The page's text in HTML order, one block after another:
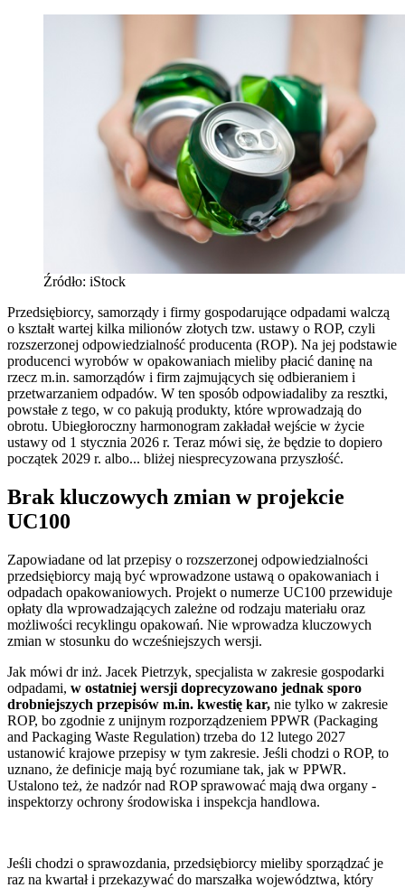
Źródło: iStock
Przedsiębiorcy, samorządy i firmy gospodarujące odpadami walczą
o kształt wartej kilka milionów złotych tzw. ustawy o ROP, czyli
rozszerzonej odpowiedzialność producenta (ROP). Na jej podstawie
producenci wyrobów w opakowaniach mieliby płacić daninę na
rzecz m.in. samorządów i firm zajmujących się odbieraniem i
przetwarzaniem odpadów. W ten sposób odpowiadaliby za resztki,
powstałe z tego, w co pakują produkty, które wprowadzają do
obrotu. Ubiegłoroczny harmonogram zakładał wejście w życie
ustawy od 1 stycznia 2026 r. Teraz mówi się, że będzie to dopiero
początek 2029 r. albo... bliżej niesprecyzowana przyszłość.
Brak kluczowych zmian w projekcie
UC100
Zapowiadane od lat przepisy o rozszerzonej odpowiedzialności
przedsiębiorcy mają być wprowadzone ustawą o opakowaniach i
odpadach opakowaniowych. Projekt o numerze UC100 przewiduje
opłaty dla wprowadzających zależne od rodzaju materiału oraz
możliwości recyklingu opakowań. Nie wprowadza kluczowych
zmian w stosunku do wcześniejszych wersji.
Jak mówi dr inż. Jacek Pietrzyk, specjalista w zakresie gospodarki
odpadami, w ostatniej wersji doprecyzowano jednak sporo
drobniejszych przepisów m.in. kwestię kar, nie tylko w zakresie
ROP, bo zgodnie z unijnym rozporządzeniem PPWR (Packaging
and Packaging Waste Regulation) trzeba do 12 lutego 2027
ustanowić krajowe przepisy w tym zakresie. Jeśli chodzi o ROP, to
uznano, że definicje mają być rozumiane tak, jak w PPWR.
Ustalono też, że nadzór nad ROP sprawować mają dwa organy -
inspektorzy ochrony środowiska i inspekcja handlowa.
Jeśli chodzi o sprawozdania, przedsiębiorcy mieliby sporządzać je
raz na kwartał i przekazywać do marszałka województwa, który